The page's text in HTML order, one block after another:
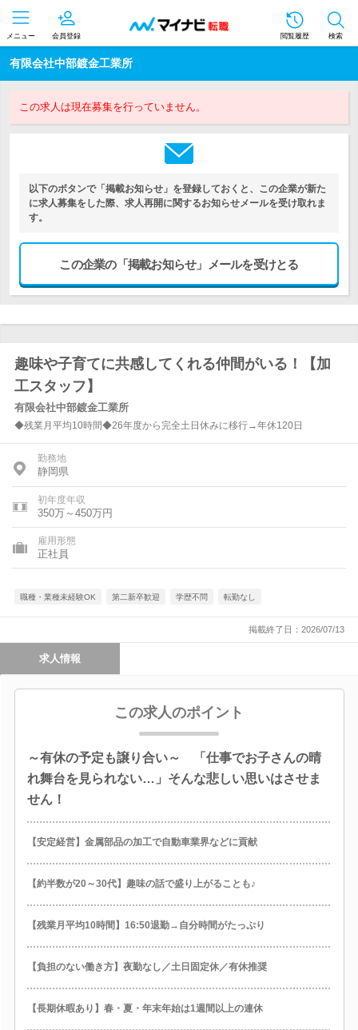
メニュー 会員登録 閲覧履歴 検索
有限会社中部鍍金工業所
この求人は現在募集を行っていません。
以下のボタンで「掲載お知らせ」を登録しておくと、この企業が新た
に求人募集をした際、求人再開に関するお知らせメールを受け取れま
す。
この企業の「掲載お知らせ」メールを受けとる
趣味や子育てに共感してくれる仲間がいる！【加
工スタッフ】
有限会社中部鍍金工業所
◆残業月平均10時間◆26年度から完全土日休みに移行→年休120日
勤務地
静岡県
初年度年収
350万～450万円
雇用形態
正社員
職種・業種未経験OK 第二新卒歓迎 学歴不問 転勤なし
掲載終了日：2026/07/13
求人情報
この求人のポイント
～有休の予定も譲り合い～ 「仕事でお子さんの晴
れ舞台を見られない…」そんな悲しい思いはさせま
せん！
【安定経営】金属部品の加工で自動車業界などに貢献
【約半数が20～30代】趣味の話で盛り上がることも♪
【残業月平均10時間】16:50退勤→自分時間がたっぷり
【負担のない働き方】夜勤なし／土日固定休／有休推奨
【長期休暇あり】春・夏・年末年始は1週間以上の連休